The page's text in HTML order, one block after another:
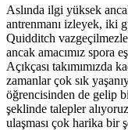
Aslında ilgi yüksek
antrenmanı izleyek, iki
Quidditch
ancak amacımız spora
Açıkçası takımımızda
zamanlar çok sık
öğrencisinden de gelip
şeklinde talepler
ulaşması çok harika bir